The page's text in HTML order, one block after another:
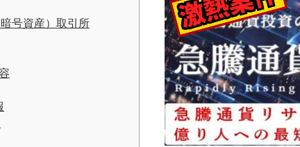
号資産）取引所